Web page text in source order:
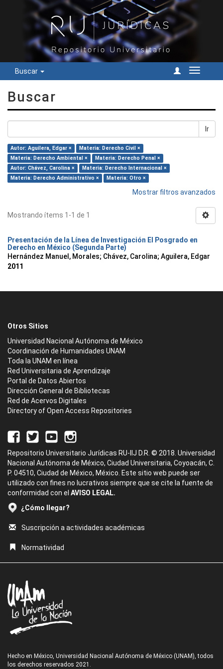
Buscar
Cambiar
Buscar
Ir
Autor: Aguilera, Edgar ×
Materia: Derecho Civil ×
Materia: Derecho Ambiental ×
Materia: Derecho Penal ×
Autor: Chávez, Carolina ×
Materia: Derecho Internacional ×
Materia: Derecho Administrativo ×
Materia: Otro ×
Mostrar filtros avanzados
Mostrando ítems 1-1 de 1
Presentación de la Línea de Investigación El Posgrado en
Derecho en México (Segunda Parte)
Hernández Manuel, Morales; Chávez, Carolina; Aguilera, Edgar
2011
Otros Sitios
Universidad Nacional Autónoma de México
Coordinación de Humanidades UNAM
Toda la UNAM en línea
Red Universitaria de Aprendizaje
Portal de Datos Abiertos
Dirección General de Bibliotecas
Red de Acervos Digitales
Directory of Open Access Repositories
Repositorio Universitario Jurídicas RU-IIJ D.R. © 2018. Universidad
Nacional Autónoma de México, Ciudad Universitaria, Coyoacán, C.
P. 04510, Ciudad de México, México. Este sitio web puede ser
utilizado con fines no lucrativos siempre que se cite la fuente de
conformidad con el AVISO LEGAL.
¿Cómo llegar?
Suscripción a actividades académicas
Normatividad
Hecho en México, Universidad Nacional Autónoma de México (UNAM), todos
los derechos reservados 2021.